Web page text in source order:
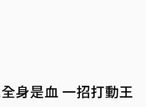
身是血 一招打動王